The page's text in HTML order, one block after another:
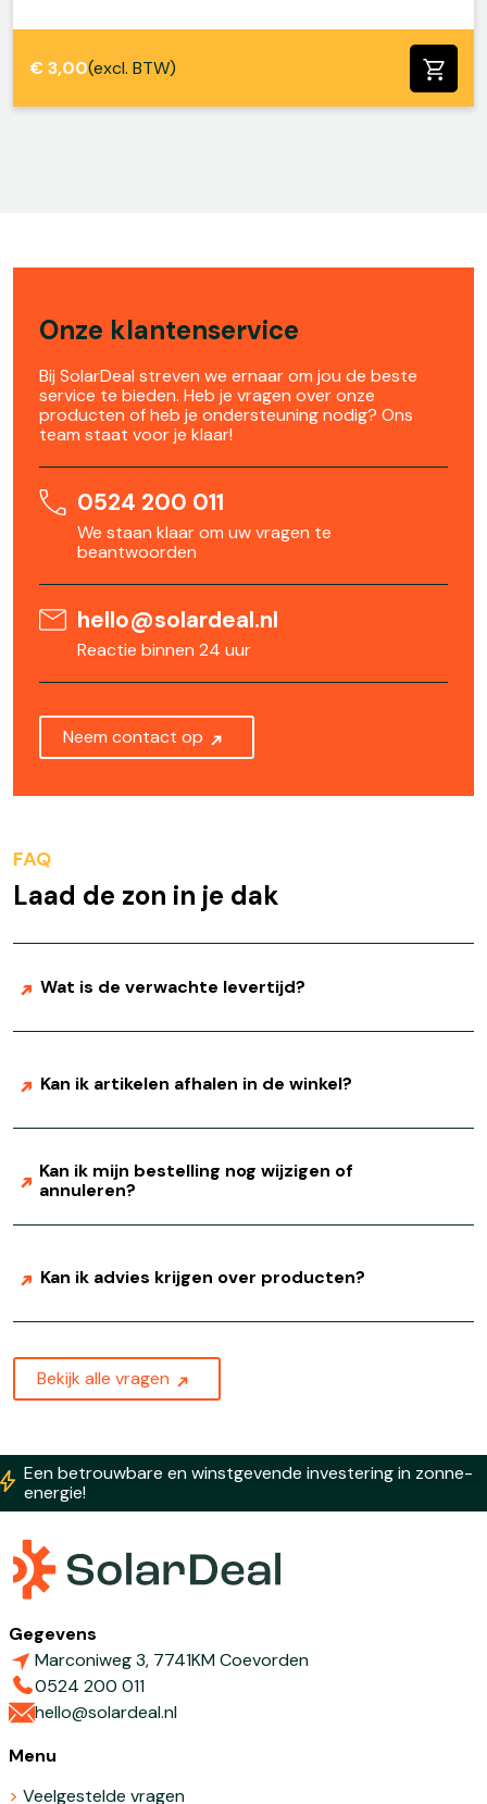
€ 3,00(excl. BTW)
Onze klantenservice
Bij SolarDeal streven we ernaar om jou de beste
service te bieden. Heb je vragen over onze
producten of heb je ondersteuning nodig? Ons
team staat voor je klaar!
0524 200 011
We staan klaar om uw vragen te
beantwoorden
hello@solardeal.nl
Reactie binnen 24 uur
Neem contact op
FAQ
Laad de zon in je dak
Wat is de verwachte levertijd?
Kan ik artikelen afhalen in de winkel?
Kan ik mijn bestelling nog wijzigen of
annuleren?
Kan ik advies krijgen over producten?
Bekijk alle vragen
Een betrouwbare en winstgevende investering in zonne-
energie!
Gegevens
Marconiweg 3, 7741KM Coevorden
0524 200 011
hello@solardeal.nl
Menu
Veelgestelde vragen